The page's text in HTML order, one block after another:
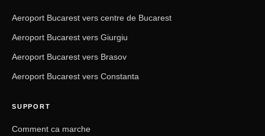
Aeroport Bucarest vers centre de Bucarest
Aeroport Bucarest vers Giurgiu
Aeroport Bucarest vers Brasov
Aeroport Bucarest vers Constanta
SUPPORT
Comment ca marche